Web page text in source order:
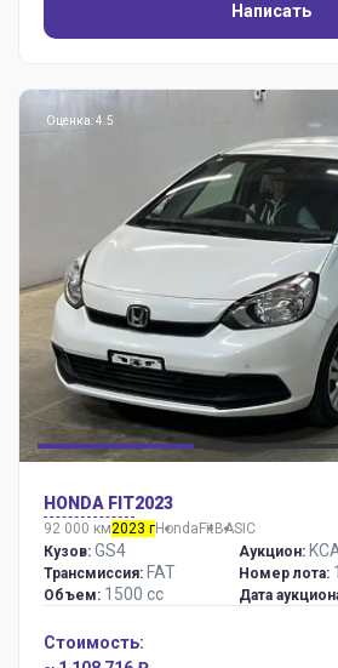
Написать
Оценка: 4.5
HONDA FIT2023
92 000 км2023 гHonda Fit BASIC
Кузов: GS4
Трансмиссия: FAT
Объем: 1500 сс
Аукцион:
Номер лота:
Дата
Стоимость: